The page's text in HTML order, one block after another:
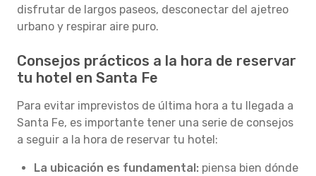
disfrutar de largos paseos, desconectar del ajetreo
urbano y respirar aire puro.
Consejos prácticos a la hora de reservar
tu hotel en Santa Fe
Para evitar imprevistos de última hora a tu llegada a
Santa Fe, es importante tener una serie de consejos
a seguir a la hora de reservar tu hotel:
La ubicación es fundamental: piensa bien dónde